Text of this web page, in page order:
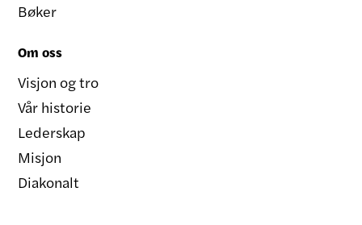
Bøker
Om oss
Visjon og tro
Vår historie
Lederskap
Misjon
Diakonalt